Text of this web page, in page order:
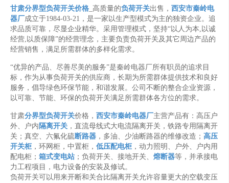
甘肃分界型负荷开关价格_高质量的负荷开关出售， 西安市秦岭电
器厂成立于1984-03-21，是一家以生产型模式为主的独资企业。追
求品质可靠，尽显企业精华。采用管理模式，坚持“以人为本,以诚
经营,以质保障”的经营理念，主要负责负荷开关及其它周边产品的
经营销售，满足所需群体的多样化需求。
“优异的产品、尽善尽美的服务”是秦岭电器厂所有职员的追求目
标，作为从事负荷开关的供应商，长期为所需群体提供技术和良好
服务，倡导绿色环保节能，和谐发展。公司不断的整合企业资源，
以可靠、节能、环保的负荷开关满足所需群体各方位的需求。
甘肃分界型负荷开关价格， 西安市秦岭电器厂主营产品有：高压户
外、户内 隔离开关，直流母线式大电流隔离开关，铁路专用隔离开
关；真空、六氟化硫断路器，多油、少油断路器的维修改造； 高压
开关柜，环网柜，中置柜， 低压配电柜，动力照明、户外、户内用
配电柜； 箱式变电站；负荷开关、接地开关、 熔断器等，并承接电
力工程项目，电力设备的安装及修试。
负荷开关可以用来开断和关合比隔离开关允许容量更大的空载变压